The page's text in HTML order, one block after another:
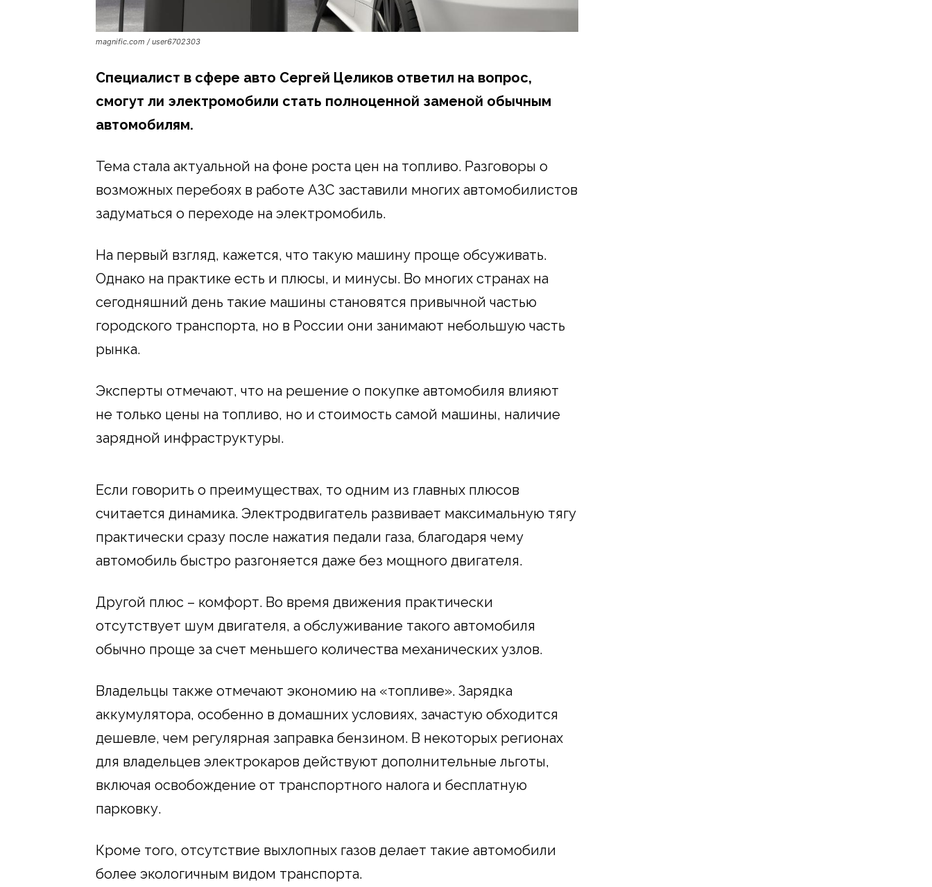
magnific.com / user6702303
Специалист в сфере авто Сергей Целиков ответил на вопрос,
смогут ли электромобили стать полноценной заменой обычным
автомобилям.
Тема стала актуальной на фоне роста цен на топливо. Разговоры о
возможных перебоях в работе АЗС заставили многих автомобилистов
задуматься о переходе на электромобиль.
На первый взгляд, кажется, что такую машину проще обсуживать.
Однако на практике есть и плюсы, и минусы. Во многих странах на
сегодняшний день такие машины становятся привычной частью
городского транспорта, но в России они занимают небольшую часть
рынка.
Эксперты отмечают, что на решение о покупке автомобиля влияют
не только цены на топливо, но и стоимость самой машины, наличие
зарядной инфраструктуры.
Если говорить о преимуществах, то одним из главных плюсов
считается динамика. Электродвигатель развивает максимальную тягу
практически сразу после нажатия педали газа, благодаря чему
автомобиль быстро разгоняется даже без мощного двигателя.
Другой плюс – комфорт. Во время движения практически
отсутствует шум двигателя, а обслуживание такого автомобиля
обычно проще за счет меньшего количества механических узлов.
Владельцы также отмечают экономию на «топливе». Зарядка
аккумулятора, особенно в домашних условиях, зачастую обходится
дешевле, чем регулярная заправка бензином. В некоторых регионах
для владельцев электрокаров действуют дополнительные льготы,
включая освобождение от транспортного налога и бесплатную
парковку.
Кроме того, отсутствие выхлопных газов делает такие автомобили
более экологичным видом транспорта.